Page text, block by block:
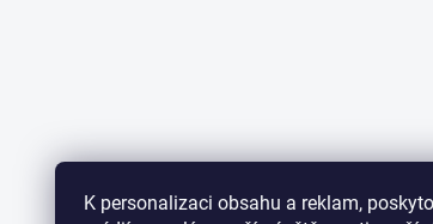
K personalizaci obsahu a reklam,